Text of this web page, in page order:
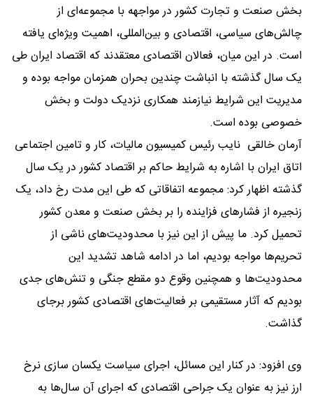
بخش صنعت و تجارت کشور در مواجهه با مجموعه‌ای از
چالش‌های سیاسی، اقتصادی و بین‌المللی، اهمیت ویژه‌ای یافته
است. در این میان، فعالان اقتصادی معتقدند که اقتصاد ایران طی
یک سال گذشته با انباشت چندین بحران همزمان مواجه بوده و
مدیریت این شرایط نیازمند همکاری نزدیک دولت و بخش
خصوصی بوده است.
آرمان خالقی نایب رئیس کمیسیون مالیات، کار و تامین اجتماعی
اتاق ایران با اشاره به شرایط حاکم بر اقتصاد کشور در یک سال
گذشته اظهار کرد: مجموعه اتفاقاتی که طی این مدت رخ داد، یک
زنجیره از فشارهای فزاینده را بر بخش صنعت و معدن کشور
تحمیل کرد. ما پیش از این نیز با محدودیت‌های ناشی از
تحریم‌ها مواجه بودیم، اما در ادامه شاهد تشدید این
محدودیت‌ها و همچنین وقوع دو مقطع جنگی و تنش‌های جدی
بودیم که آثار مستقیمی بر فعالیت‌های اقتصادی کشور برجای
گذاشت.
وی افزود: در کنار این مسائل، اجرای سیاست یکسان‌ سازی نرخ
ارز نیز به عنوان یک جراحی اقتصادی که اجرای آن سال‌ها به